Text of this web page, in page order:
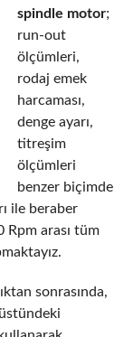
spindle motor;
run-out
ölçümleri,
rodaj emek
harcaması,
denge ayarı,
titreşim
ölçümleri
benzer biçimde
ile beraber
arası tüm
sonrasında,